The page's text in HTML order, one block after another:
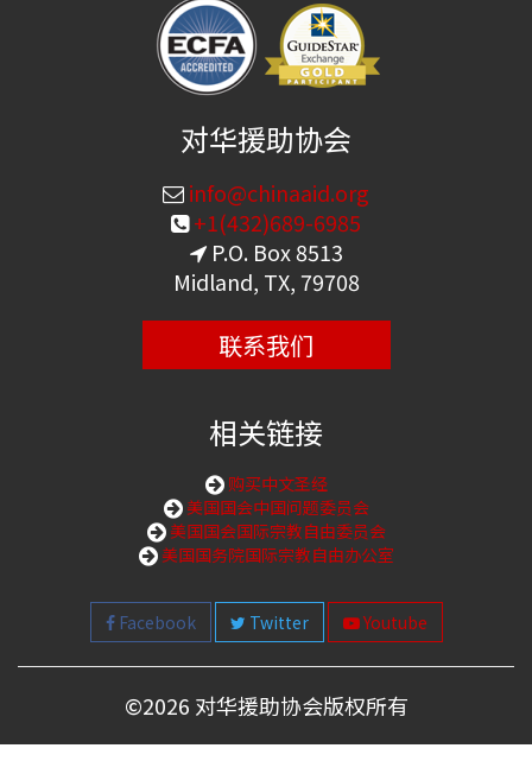
对华援助协会
info@chinaaid.org
+1(432)689-6985
P.O. Box 8513
Midland, TX, 79708
联系我们
相关链接
购买中文圣经
美国国会中国问题委员会
美国国会国际宗教自由委员会
美国国务院国际宗教自由办公室
Facebook Twitter Youtube
©2026 对华援助协会版权所有